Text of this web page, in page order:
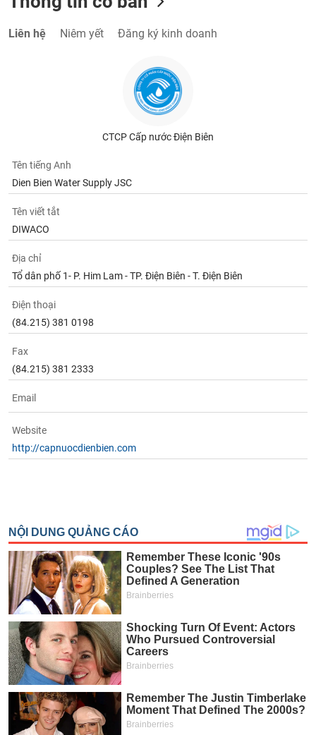
Liên hệ Niêm yết Đăng ký kinh doanh
CTCP Cấp nước Điện Biên
Tên tiếng Anh
Dien Bien Water Supply JSC
Tên viết tắt
DIWACO
Địa chỉ
Tổ dân phố 1- P. Him Lam - TP. Điện Biên - T. Điện Biên
Điện thoại
(84.215) 381 0198
Fax
(84.215) 381 2333
Email
Website
http://capnuocdienbien.com